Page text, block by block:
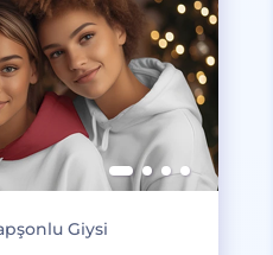
Giysi